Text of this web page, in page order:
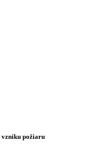
vzniku požiaru